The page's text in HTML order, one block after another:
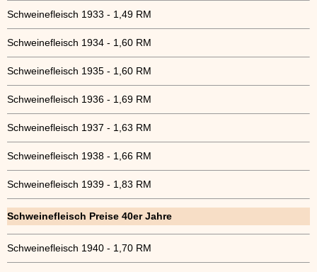
Schweinefleisch 1933 - 1,49 RM
Schweinefleisch 1934 - 1,60 RM
Schweinefleisch 1935 - 1,60 RM
Schweinefleisch 1936 - 1,69 RM
Schweinefleisch 1937 - 1,63 RM
Schweinefleisch 1938 - 1,66 RM
Schweinefleisch 1939 - 1,83 RM
Schweinefleisch Preise 40er Jahre
Schweinefleisch 1940 - 1,70 RM